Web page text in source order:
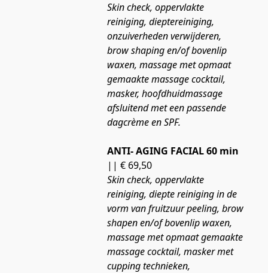
Skin check, oppervlakte
reiniging, dieptereiniging,
onzuiverheden verwijderen,
brow shaping en/of bovenlip
waxen, massage met opmaat
gemaakte massage cocktail,
masker, hoofdhuidmassage
afsluitend met een passende
dagcrème en SPF.
ANTI- AGING FACIAL 60 min
|| € 69,50
Skin check, oppervlakte
reiniging, diepte reiniging in de
vorm van fruitzuur peeling, brow
shapen en/of bovenlip waxen,
massage met opmaat gemaakte
massage cocktail, masker met
cupping technieken,